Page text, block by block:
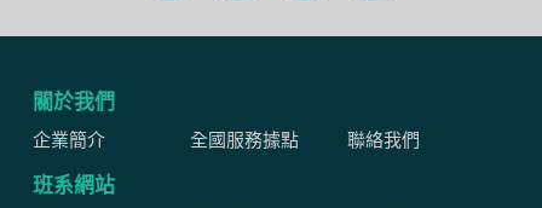
關於我們
企業簡介 全國服務據點 聯絡我們
班系網站